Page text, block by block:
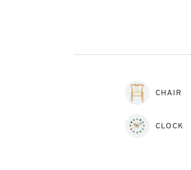
CHAIR
CLOCK